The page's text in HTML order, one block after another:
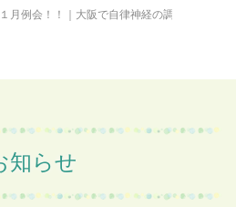
月例会！！｜大阪で自律神経の調整なら、さ
知らせ